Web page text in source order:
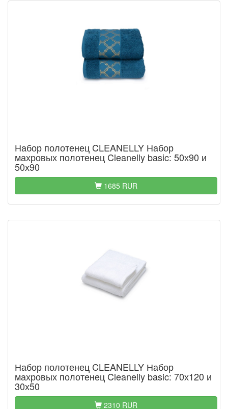
Набор полотенец CLEANELLY Набор
махровых полотенец Cleanelly basic: 50х90 и
50х90
1685 RUR
Набор полотенец CLEANELLY Набор
махровых полотенец Cleanelly basic: 70х120 и
30х50
2310 RUR